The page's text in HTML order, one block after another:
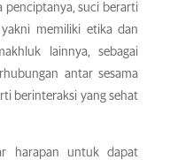
penciptanya, suci berarti
memiliki etika dan
lainnya, sebagai
antar sesama
berinteraksi yang sehat
harapan untuk dapat